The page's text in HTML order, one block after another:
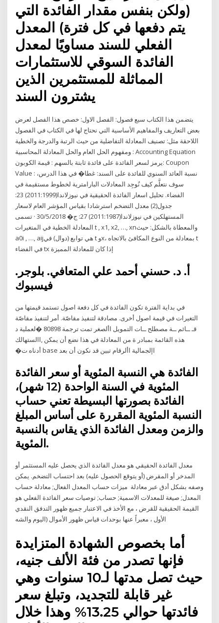
(ولكن بنفس مقدار الفائدة التي
يتم دفعها في كل فترة) المعدل
الفعلي للسند مساويًا لمعدل
الفائدة السوقي للاستثمارات
المماثلة للمستثمرين الذين
يشترون السند
يتضمن هذا الكتاب سبع فصول: الفصل الاول: خصص هذا الفصل لعرض
بعض التعاريف والمفاهيم الأساسية التي نحتاج لها في الكتاب في الفصول
اللاحقة مثل: تصنيف المعادلة التفاضلية من حيث الرتبة والدرجة والخطية
ومفهوم الحل العام والحل المعادلة المحاسبية : Accounting Equation
يرمز لسعر الفائدة على فائدة ثابتة بالسهم : قيمة الكوبون: Coupon
Value : نسبة العائد السنوي للفائدة على السند: غطا� في هذا الدرس،
سوف نتعلَّم كيف نُوجِد المعادلات البارامترية لخطوط مستقيمة في
الفضاء. تحليل اسعار الفائدة الحقيقية في نيوزلاندا(2011:1999) 23:
جدول(2) معدل التضخم استرشادا بقياس المؤشر العام لاسعار
المستهلكين في نيوزلاندا(2011:1987) 27: ج� 30/5/2018 · تسمى
المعادلة الخطية في المتغيرات t , x1, x2, …, xnوالمعطاة بالشكل: حيث
a0i , …, aijهي توابع (دوال) في t وx، بمعادلة من النوع المكافئ بالاتجاه t
في الفضاء tx إذا كان للمعادلة المميزة
أ. د. حسني أحمد علي المتعافي. بلوجر.
فيسبوك
في بداية الفترة تكون الفائدة في كل دفعة اصول تستمد قيمتها من
التغيرات في قيمة اصول أخرى. مصادقة لتنفيذ مقاصّة. أمر لتنفيذ مقاصّة
لعملية د� ‫‪80898‬‬ ‫قـ ــائم ــة مصطلح ــات التمويل األصغر‬ ‫تمت ترجمة
‫اإلجمالية‬ ‫األرقام‬ ‫تبين‬ ‫قد‬ ‫نكون‬ ‫أن‬ ‫بعد‬ base ‫أدناه‬ ‫ت�
الفائدة هي النسبة المئوية أو سعر الفائدة
المئوية في السنة الواحدة (12 شهر)،
الفائدة بصورتها البسيطة تعني حساب
النسبة المئوية المقررة على أساس المبلغ
والزمن ومعدل الفائدة الذي يقاس بالنسبة
المئوية.
معدل الفائدة الحقيقي هو معدل الفائدة الذي يحصل عليه المستثمر أو
المدخر أو المقرض (أو يتوقع الحصول عليه) بعد احتساب التضخم. يمكن
وصفه بشكل أدق عبر معادلة ميزات حساب المعدل الفعال; معادلة حساب
المعدل; صيغة للمعدلات الاسمية; حساب; توصيات سعر الفائدة الفعلي هو
القيمة الحقيقية للقرض ، مع الأخذ في الاعتبار جميع ظهور التدفق النقدي
الأول ، معبراً عنها بوحدات قياس ظهور الأموال (اليوم والشه
أما بخصوص الشهادة المتزايدة
فإنها تصدر من فئة الألف جنيه،
حيث تصل مدتها لـ10 سنوات وهي
غير قابلة للتجديد، وتبلغ سعر
فائدتها حوالي 13.25% وهذا خلال